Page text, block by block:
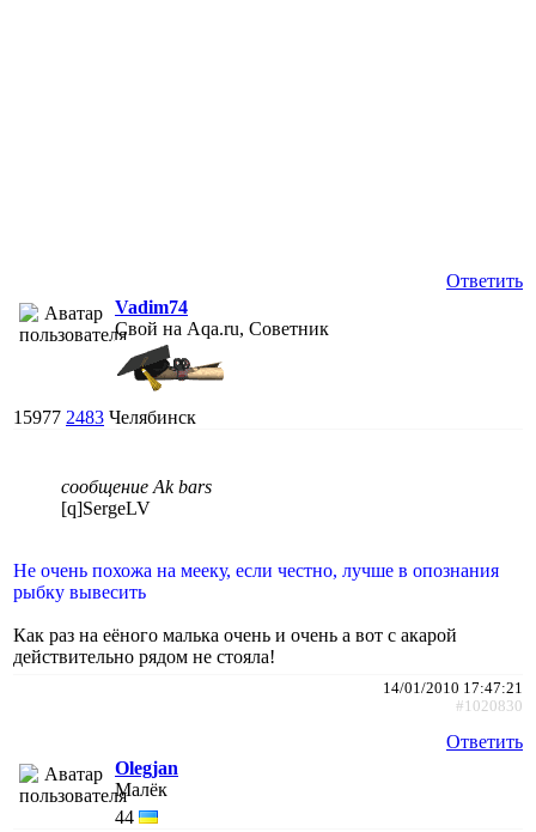
Ответить
Vadim74
Свой на Aqa.ru, Советник
15977 2483 Челябинск
сообщение Ak bars
[q]SergeLV
Не очень похожа на мееку, если честно, лучше в опознания
рыбку вывесить
Как раз на еёного малька очень и очень а вот с акарой
действительно рядом не стояла!
14/01/2010 17:47:21
#1020830
Ответить
Olegjan
Малёк
44